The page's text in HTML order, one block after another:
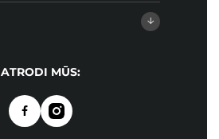
ATRODI MŪS: